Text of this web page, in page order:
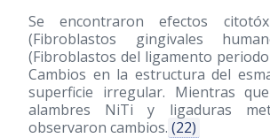
Se encontraron efectos
(Fibroblastos gingivales
(Fibroblastos del ligamento
Cambios en la estructura del
superficie irregular. Mientras
alambres NiTi y ligaduras
observaron cambios. (22)